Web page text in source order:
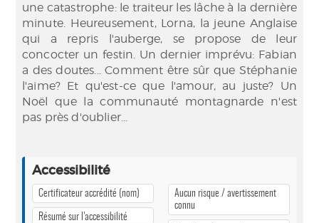
une catastrophe: le traiteur les lâche à la dernière
minute. Heureusement, Lorna, la jeune Anglaise
qui a repris l'auberge, se propose de leur
concocter un festin. Un dernier imprévu: Fabian
a des doutes... Comment être sûr que Stéphanie
l'aime? Et qu'est-ce que l'amour, au juste? Un
Noël que la communauté montagnarde n'est
pas près d'oublier...
Accessibilité
Certificateur accrédité (nom)
Résumé sur l’accessibilité
Aucun risque / avertissement
connu